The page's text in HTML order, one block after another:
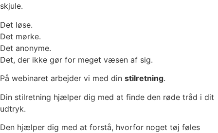
skjule.
Det løse.
Det mørke.
Det anonyme.
Det, der ikke gør for meget væsen af sig.
På webinaret arbejder vi med din stilretning.
Din stilretning hjælper dig med at finde den røde tråd i dit
udtryk.
Den hjælper dig med at forstå, hvorfor noget tøj føles